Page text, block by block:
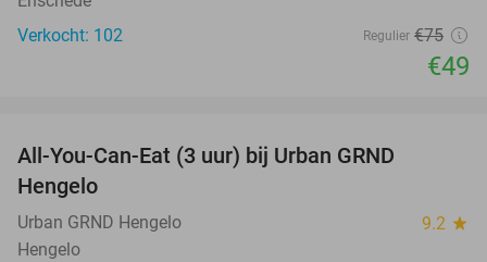
Verkocht: 102
Regulier €75
€49
All-You-Can-Eat (3 uur) bij Urban GRND
Hengelo
Urban GRND Hengelo 9.2 star
Hengelo